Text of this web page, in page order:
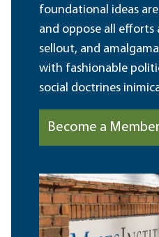
foundational ideas
and oppose all efforts
sellout, and
with fashionable
social doctrines
Become a Member